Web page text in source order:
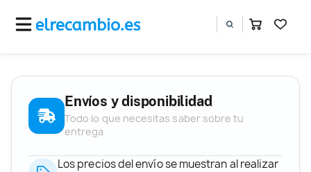
Envíos y disponibilidad
Todo lo que necesitas saber sobre tu
entrega
Los precios del envío se muestran al realizar